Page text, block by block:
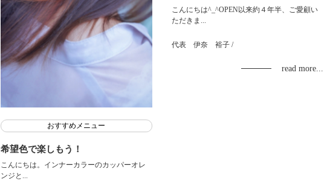
おすすめメニュー
希望色で楽しもう！
こんにちは。インナーカラーのカッパーオレ
ンジと...
こんにちは^_^OPEN以来約４年半、ご愛顧い
ただきま...
代表 伊奈 裕子 /
read more...